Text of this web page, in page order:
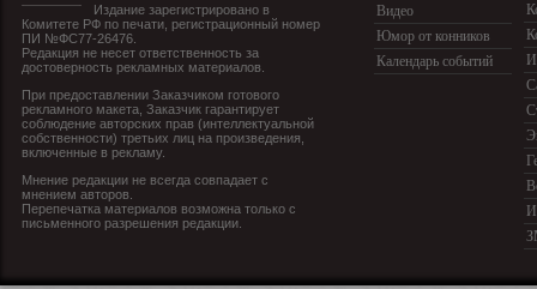
Издание зарегистрировано в
Комитете РФ по печати, регистрационный номер
ПИ №ФС77-26476.
Редакция не несет ответственность за
достоверность рекламных материалов.
При предоставлении Заказчиком готового
рекламного макета, Заказчик гарантирует
соблюдение авторских прав (интеллектуальной
собственности) третьих лиц на произведения,
включенные в рекламу.
Мнение редакции не всегда совпадает с
мнением авторов.
Перепечатка материалов возможна только с
письменного разрешения редакции.
Видео
Юмор от конников
Календарь событий